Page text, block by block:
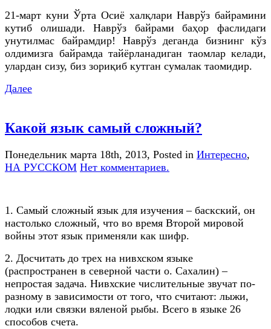
21-март куни Ўрта Осиё халқлари Наврўз байрамини
кутиб олишади. Наврўз байрами баҳор фаслидаги
унутилмас байрамдир! Наврўз деганда бизнинг кўз
олдимизга байрамда тайёрланадиган таомлар келади,
улардан сизу, биз зориқиб кутган сумалак таомидир.
Далее
Какой язык самый сложный?
Понедельник марта 18th, 2013, Posted in Интересно,
НА РУССКОМ Нет комментариев.
1. Самый сложный язык для изучения – баскский, он
настолько сложный, что во время Второй мировой
войны этот язык применяли как шифр.
2. Досчитать до трех на нивхском языке
(распространен в северной части о. Сахалин) –
непростая задача. Нивхские числительные звучат по-
разному в зависимости от того, что считают: лыжи,
лодки или связки вяленой рыбы. Всего в языке 26
способов счета.